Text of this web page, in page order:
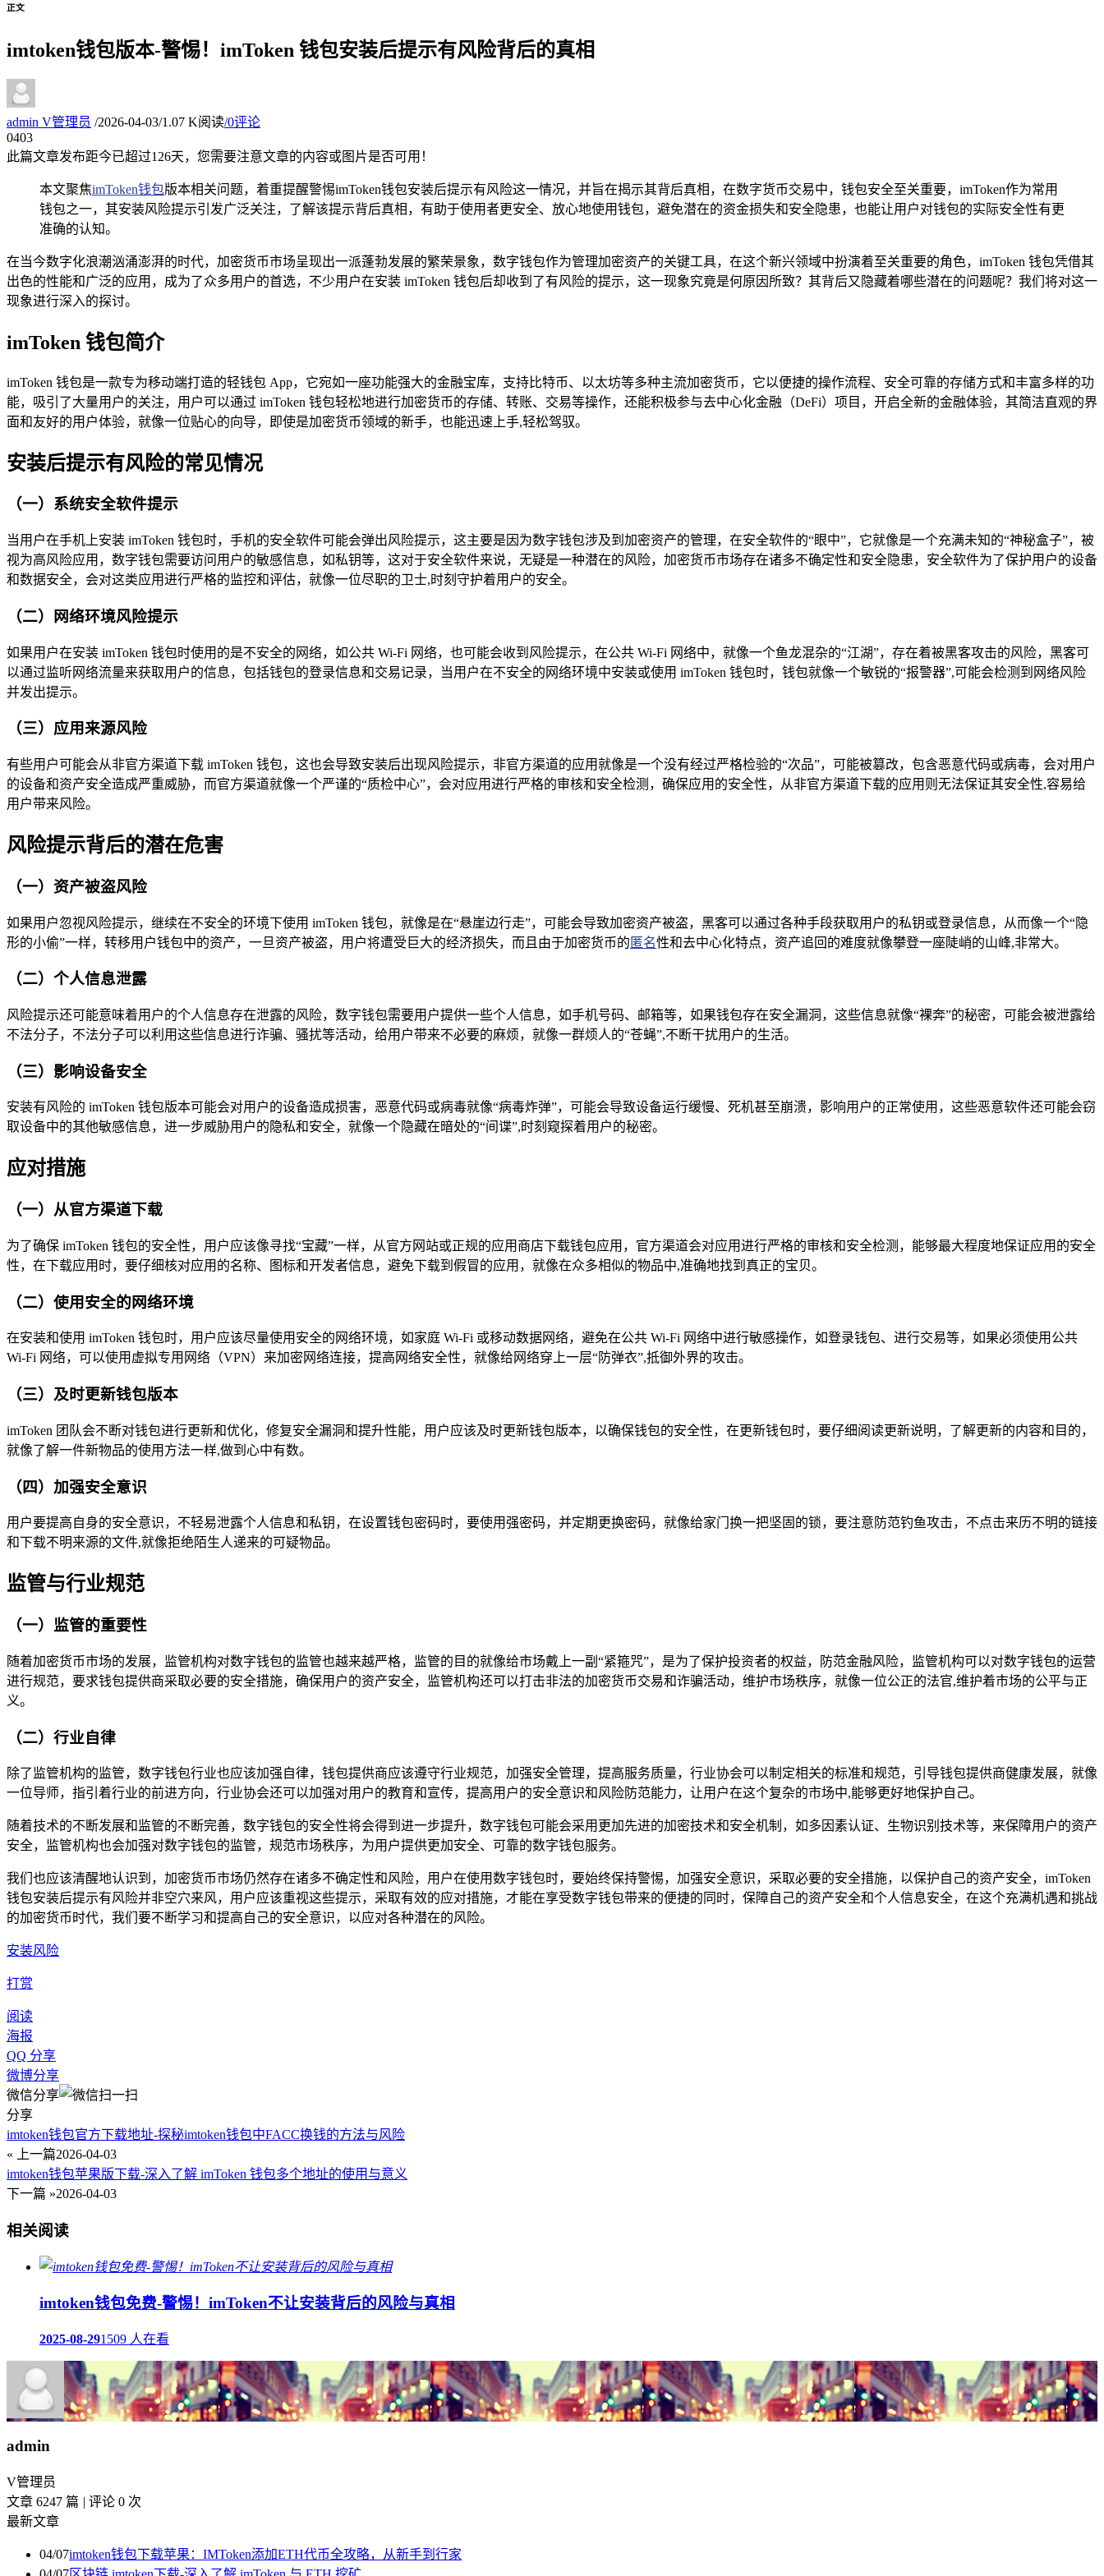
正文
imtoken钱包版本-警惕！imToken 钱包安装后提示有风险背后的真相
admin V管理员 /2026-04-03/1.07 K阅读/0评论
0403
此篇文章发布距今已超过126天，您需要注意文章的内容或图片是否可用！
本文聚焦imToken钱包版本相关问题，着重提醒警惕imToken钱包安装后提示有风险这一情况，并旨在揭示其背后真相，在数字货币交易中，钱包安全至关重要，imToken作为常用
钱包之一，其安装风险提示引发广泛关注，了解该提示背后真相，有助于使用者更安全、放心地使用钱包，避免潜在的资金损失和安全隐患，也能让用户对钱包的实际安全性有更
准确的认知。
在当今数字化浪潮汹涌澎湃的时代，加密货币市场呈现出一派蓬勃发展的繁荣景象，数字钱包作为管理加密资产的关键工具，在这个新兴领域中扮演着至关重要的角色，imToken 钱包凭借其
出色的性能和广泛的应用，成为了众多用户的首选，不少用户在安装 imToken 钱包后却收到了有风险的提示，这一现象究竟是何原因所致？其背后又隐藏着哪些潜在的问题呢？我们将对这一
现象进行深入的探讨。
imToken 钱包简介
imToken 钱包是一款专为移动端打造的轻钱包 App，它宛如一座功能强大的金融宝库，支持比特币、以太坊等多种主流加密货币，它以便捷的操作流程、安全可靠的存储方式和丰富多样的功
能，吸引了大量用户的关注，用户可以通过 imToken 钱包轻松地进行加密货币的存储、转账、交易等操作，还能积极参与去中心化金融（DeFi）项目，开启全新的金融体验，其简洁直观的界
面和友好的用户体验，就像一位贴心的向导，即使是加密货币领域的新手，也能迅速上手,轻松驾驭。
安装后提示有风险的常见情况
（一）系统安全软件提示
当用户在手机上安装 imToken 钱包时，手机的安全软件可能会弹出风险提示，这主要是因为数字钱包涉及到加密资产的管理，在安全软件的“眼中”，它就像是一个充满未知的“神秘盒子”，被
视为高风险应用，数字钱包需要访问用户的敏感信息，如私钥等，这对于安全软件来说，无疑是一种潜在的风险，加密货币市场存在诸多不确定性和安全隐患，安全软件为了保护用户的设备
和数据安全，会对这类应用进行严格的监控和评估，就像一位尽职的卫士,时刻守护着用户的安全。
（二）网络环境风险提示
如果用户在安装 imToken 钱包时使用的是不安全的网络，如公共 Wi-Fi 网络，也可能会收到风险提示，在公共 Wi-Fi 网络中，就像一个鱼龙混杂的“江湖”，存在着被黑客攻击的风险，黑客可
以通过监听网络流量来获取用户的信息，包括钱包的登录信息和交易记录，当用户在不安全的网络环境中安装或使用 imToken 钱包时，钱包就像一个敏锐的“报警器”,可能会检测到网络风险
并发出提示。
（三）应用来源风险
有些用户可能会从非官方渠道下载 imToken 钱包，这也会导致安装后出现风险提示，非官方渠道的应用就像是一个没有经过严格检验的“次品”，可能被篡改，包含恶意代码或病毒，会对用户
的设备和资产安全造成严重威胁，而官方渠道就像一个严谨的“质检中心”，会对应用进行严格的审核和安全检测，确保应用的安全性，从非官方渠道下载的应用则无法保证其安全性,容易给
用户带来风险。
风险提示背后的潜在危害
（一）资产被盗风险
如果用户忽视风险提示，继续在不安全的环境下使用 imToken 钱包，就像是在“悬崖边行走”，可能会导致加密资产被盗，黑客可以通过各种手段获取用户的私钥或登录信息，从而像一个“隐
形的小偷”一样，转移用户钱包中的资产，一旦资产被盗，用户将遭受巨大的经济损失，而且由于加密货币的 匿名性和去中心化特点，资产追回的难度就像攀登一座陡峭的山峰,非常大。
（二）个人信息泄露
风险提示还可能意味着用户的个人信息存在泄露的风险，数字钱包需要用户提供一些个人信息，如手机号码、邮箱等，如果钱包存在安全漏洞，这些信息就像“裸奔”的秘密，可能会被泄露给
不法分子，不法分子可以利用这些信息进行诈骗、骚扰等活动，给用户带来不必要的麻烦，就像一群烦人的“苍蝇”,不断干扰用户的生活。
（三）影响设备安全
安装有风险的 imToken 钱包版本可能会对用户的设备造成损害，恶意代码或病毒就像“病毒炸弹”，可能会导致设备运行缓慢、死机甚至崩溃，影响用户的正常使用，这些恶意软件还可能会窃
取设备中的其他敏感信息，进一步威胁用户的隐私和安全，就像一个隐藏在暗处的“间谍”,时刻窥探着用户的秘密。
应对措施
（一）从官方渠道下载
为了确保 imToken 钱包的安全性，用户应该像寻找“宝藏”一样，从官方网站或正规的应用商店下载钱包应用，官方渠道会对应用进行严格的审核和安全检测，能够最大程度地保证应用的安全
性，在下载应用时，要仔细核对应用的名称、图标和开发者信息，避免下载到假冒的应用，就像在众多相似的物品中,准确地找到真正的宝贝。
（二）使用安全的网络环境
在安装和使用 imToken 钱包时，用户应该尽量使用安全的网络环境，如家庭 Wi-Fi 或移动数据网络，避免在公共 Wi-Fi 网络中进行敏感操作，如登录钱包、进行交易等，如果必须使用公共
Wi-Fi 网络，可以使用虚拟专用网络（VPN）来加密网络连接，提高网络安全性，就像给网络穿上一层“防弹衣”,抵御外界的攻击。
（三）及时更新钱包版本
imToken 团队会不断对钱包进行更新和优化，修复安全漏洞和提升性能，用户应该及时更新钱包版本，以确保钱包的安全性，在更新钱包时，要仔细阅读更新说明，了解更新的内容和目的，
就像了解一件新物品的使用方法一样,做到心中有数。
（四）加强安全意识
用户要提高自身的安全意识，不轻易泄露个人信息和私钥，在设置钱包密码时，要使用强密码，并定期更换密码，就像给家门换一把坚固的锁，要注意防范钓鱼攻击，不点击来历不明的链接
和下载不明来源的文件,就像拒绝陌生人递来的可疑物品。
监管与行业规范
（一）监管的重要性
随着加密货币市场的发展，监管机构对数字钱包的监管也越来越严格，监管的目的就像给市场戴上一副“紧箍咒”，是为了保护投资者的权益，防范金融风险，监管机构可以对数字钱包的运营
进行规范，要求钱包提供商采取必要的安全措施，确保用户的资产安全，监管机构还可以打击非法的加密货币交易和诈骗活动，维护市场秩序，就像一位公正的法官,维护着市场的公平与正
义。
（二）行业自律
除了监管机构的监管，数字钱包行业也应该加强自律，钱包提供商应该遵守行业规范，加强安全管理，提高服务质量，行业协会可以制定相关的标准和规范，引导钱包提供商健康发展，就像
一位导师，指引着行业的前进方向，行业协会还可以加强对用户的教育和宣传，提高用户的安全意识和风险防范能力，让用户在这个复杂的市场中,能够更好地保护自己。
随着技术的不断发展和监管的不断完善，数字钱包的安全性将会得到进一步提升，数字钱包可能会采用更加先进的加密技术和安全机制，如多因素认证、生物识别技术等，来保障用户的资产
安全，监管机构也会加强对数字钱包的监管，规范市场秩序，为用户提供更加安全、可靠的数字钱包服务。
我们也应该清醒地认识到，加密货币市场仍然存在诸多不确定性和风险，用户在使用数字钱包时，要始终保持警惕，加强安全意识，采取必要的安全措施，以保护自己的资产安全，imToken
钱包安装后提示有风险并非空穴来风，用户应该重视这些提示，采取有效的应对措施，才能在享受数字钱包带来的便捷的同时，保障自己的资产安全和个人信息安全，在这个充满机遇和挑战
的加密货币时代，我们要不断学习和提高自己的安全意识，以应对各种潜在的风险。
安装风险
打赏
阅读
海报
QQ 分享
微博分享
微信分享
分享
imtoken钱包官方下载地址-探秘imtoken钱包中FACC换钱的方法与风险
« 上一篇2026-04-03
imtoken钱包苹果版下载-深入了解 imToken 钱包多个地址的使用与意义
下一篇 »2026-04-03
相关阅读
imtoken钱包免费-警惕！imToken不让安装背后的风险与真相
2025-08-291509 人在看
admin
V管理员
文章 6247 篇 | 评论 0 次
最新文章
04/07imtoken钱包下载苹果：IMToken添加ETH代币全攻略，从新手到行家